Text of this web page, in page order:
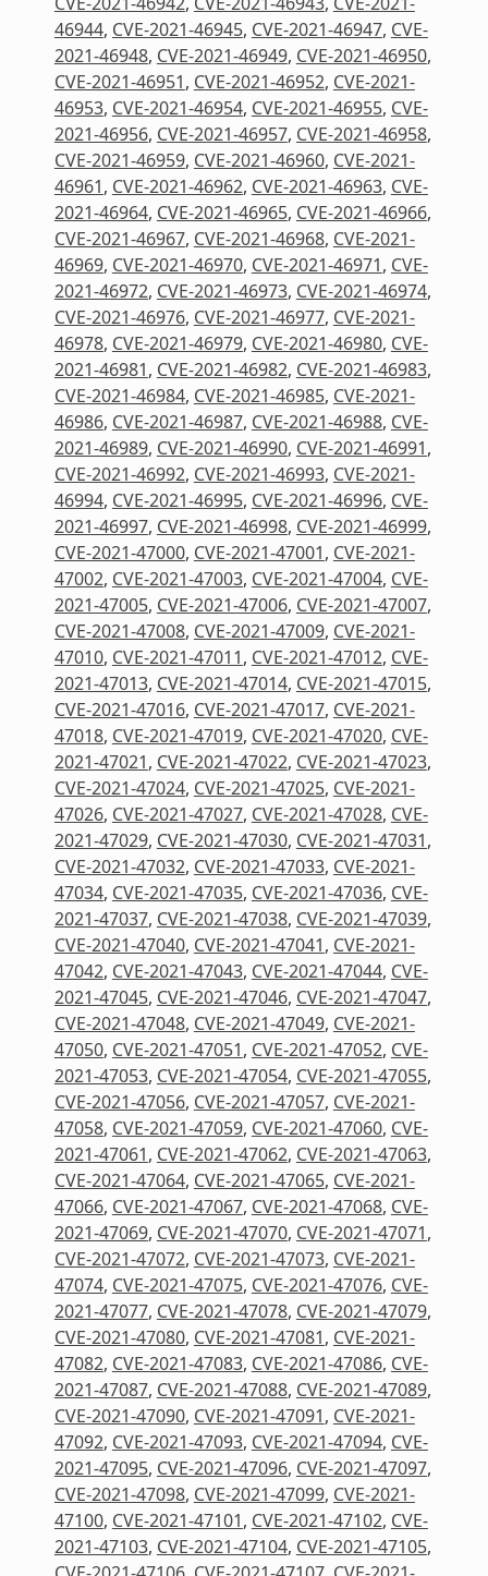
46944, CVE-2021-46945, CVE-2021-46947, CVE-
2021-46948, CVE-2021-46949, CVE-2021-46950,
CVE-2021-46951, CVE-2021-46952, CVE-2021-
46953, CVE-2021-46954, CVE-2021-46955, CVE-
2021-46956, CVE-2021-46957, CVE-2021-46958,
CVE-2021-46959, CVE-2021-46960, CVE-2021-
46961, CVE-2021-46962, CVE-2021-46963, CVE-
2021-46964, CVE-2021-46965, CVE-2021-46966,
CVE-2021-46967, CVE-2021-46968, CVE-2021-
46969, CVE-2021-46970, CVE-2021-46971, CVE-
2021-46972, CVE-2021-46973, CVE-2021-46974,
CVE-2021-46976, CVE-2021-46977, CVE-2021-
46978, CVE-2021-46979, CVE-2021-46980, CVE-
2021-46981, CVE-2021-46982, CVE-2021-46983,
CVE-2021-46984, CVE-2021-46985, CVE-2021-
46986, CVE-2021-46987, CVE-2021-46988, CVE-
2021-46989, CVE-2021-46990, CVE-2021-46991,
CVE-2021-46992, CVE-2021-46993, CVE-2021-
46994, CVE-2021-46995, CVE-2021-46996, CVE-
2021-46997, CVE-2021-46998, CVE-2021-46999,
CVE-2021-47000, CVE-2021-47001, CVE-2021-
47002, CVE-2021-47003, CVE-2021-47004, CVE-
2021-47005, CVE-2021-47006, CVE-2021-47007,
CVE-2021-47008, CVE-2021-47009, CVE-2021-
47010, CVE-2021-47011, CVE-2021-47012, CVE-
2021-47013, CVE-2021-47014, CVE-2021-47015,
CVE-2021-47016, CVE-2021-47017, CVE-2021-
47018, CVE-2021-47019, CVE-2021-47020, CVE-
2021-47021, CVE-2021-47022, CVE-2021-47023,
CVE-2021-47024, CVE-2021-47025, CVE-2021-
47026, CVE-2021-47027, CVE-2021-47028, CVE-
2021-47029, CVE-2021-47030, CVE-2021-47031,
CVE-2021-47032, CVE-2021-47033, CVE-2021-
47034, CVE-2021-47035, CVE-2021-47036, CVE-
2021-47037, CVE-2021-47038, CVE-2021-47039,
CVE-2021-47040, CVE-2021-47041, CVE-2021-
47042, CVE-2021-47043, CVE-2021-47044, CVE-
2021-47045, CVE-2021-47046, CVE-2021-47047,
CVE-2021-47048, CVE-2021-47049, CVE-2021-
47050, CVE-2021-47051, CVE-2021-47052, CVE-
2021-47053, CVE-2021-47054, CVE-2021-47055,
CVE-2021-47056, CVE-2021-47057, CVE-2021-
47058, CVE-2021-47059, CVE-2021-47060, CVE-
2021-47061, CVE-2021-47062, CVE-2021-47063,
CVE-2021-47064, CVE-2021-47065, CVE-2021-
47066, CVE-2021-47067, CVE-2021-47068, CVE-
2021-47069, CVE-2021-47070, CVE-2021-47071,
CVE-2021-47072, CVE-2021-47073, CVE-2021-
47074, CVE-2021-47075, CVE-2021-47076, CVE-
2021-47077, CVE-2021-47078, CVE-2021-47079,
CVE-2021-47080, CVE-2021-47081, CVE-2021-
47082, CVE-2021-47083, CVE-2021-47086, CVE-
2021-47087, CVE-2021-47088, CVE-2021-47089,
CVE-2021-47090, CVE-2021-47091, CVE-2021-
47092, CVE-2021-47093, CVE-2021-47094, CVE-
2021-47095, CVE-2021-47096, CVE-2021-47097,
CVE-2021-47098, CVE-2021-47099, CVE-2021-
47100, CVE-2021-47101, CVE-2021-47102, CVE-
2021-47103, CVE-2021-47104, CVE-2021-47105,